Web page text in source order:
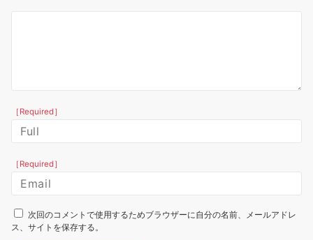
［Required］
［Required］
次回のコメントで使用するためブラウザーに自分の名前、メールアドレ
ス、サイトを保存する。